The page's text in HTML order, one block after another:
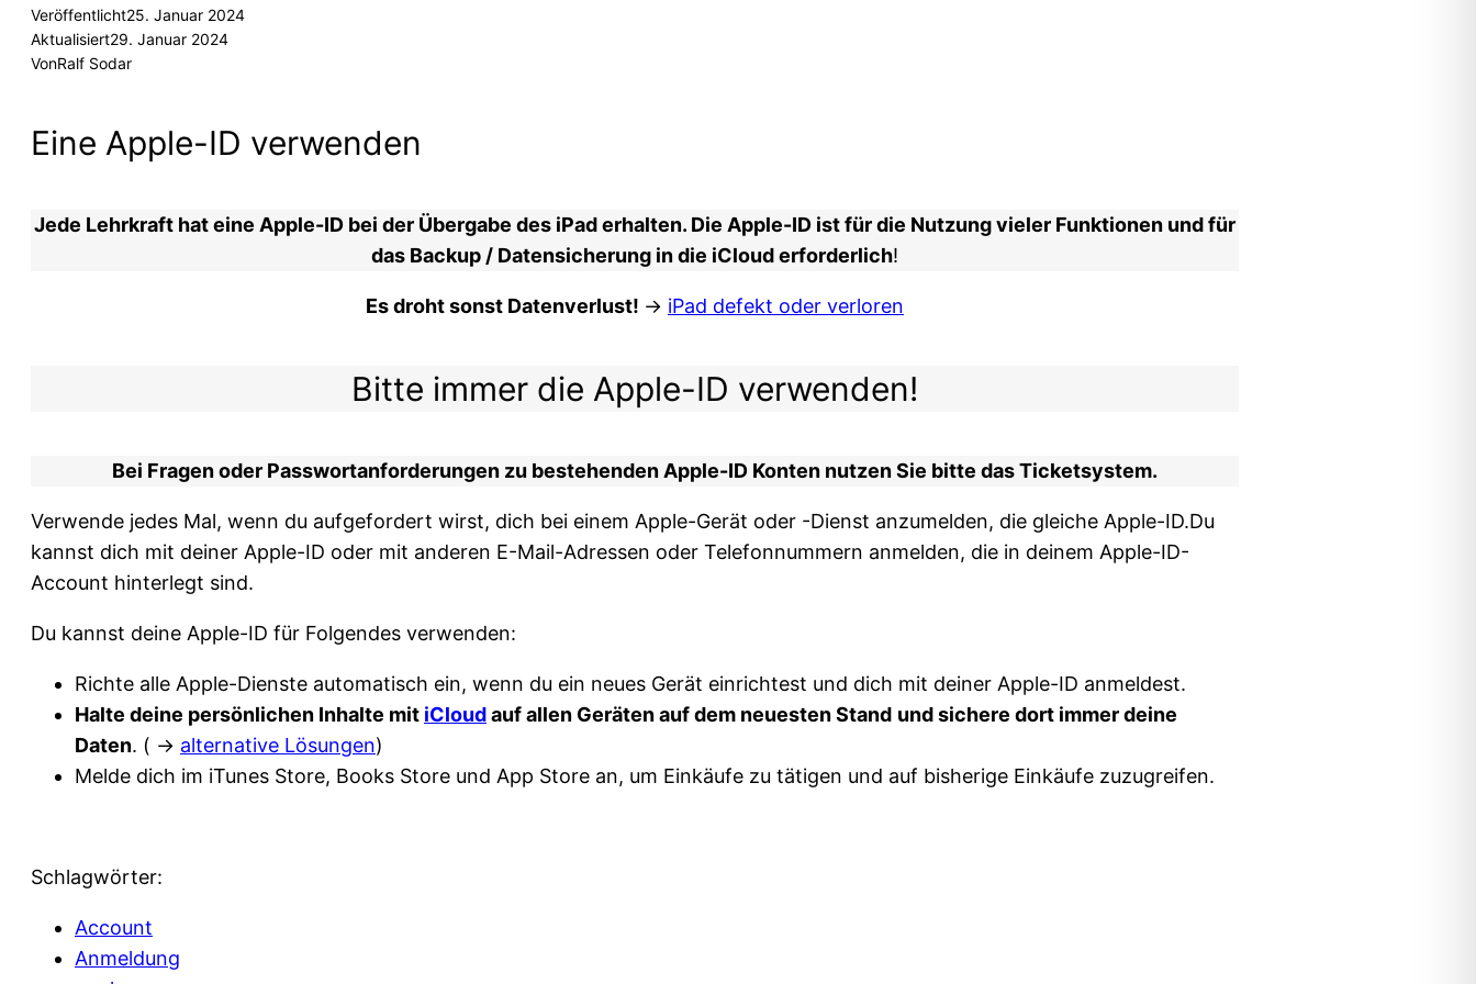
Veröffentlicht25. Januar 2024
Aktualisiert29. Januar 2024
VonRalf Sodar
Eine Apple-ID verwenden
Jede Lehrkraft hat eine Apple-ID bei der Übergabe des iPad erhalten. Die Apple-ID ist für die Nutzung vieler Funktionen und für
das Backup / Datensicherung in die iCloud erforderlich!
Es droht sonst Datenverlust! -> iPad defekt oder verloren
Bitte immer die Apple-ID verwenden!
Bei Fragen oder Passwortanforderungen zu bestehenden Apple-ID Konten nutzen Sie bitte das Ticketsystem.
Verwende jedes Mal, wenn du aufgefordert wirst, dich bei einem Apple-Gerät oder -Dienst anzumelden, die gleiche Apple-ID.Du
kannst dich mit deiner Apple-ID oder mit anderen E-Mail-Adressen oder Telefonnummern anmelden, die in deinem Apple-ID-
Account hinterlegt sind.
Du kannst deine Apple-ID für Folgendes verwenden:
Richte alle Apple-Dienste automatisch ein, wenn du ein neues Gerät einrichtest und dich mit deiner Apple-ID anmeldest.
Halte deine persönlichen Inhalte mit iCloudauf allen Geräten auf dem neuesten Stand und sichere dort immer deine
Daten. ( -> alternative Lösungen)
Melde dich im iTunes Store, Books Store und App Store an, um Einkäufe zu tätigen und auf bisherige Einkäufe zuzugreifen.
Schlagwörter:
Account
Anmeldung